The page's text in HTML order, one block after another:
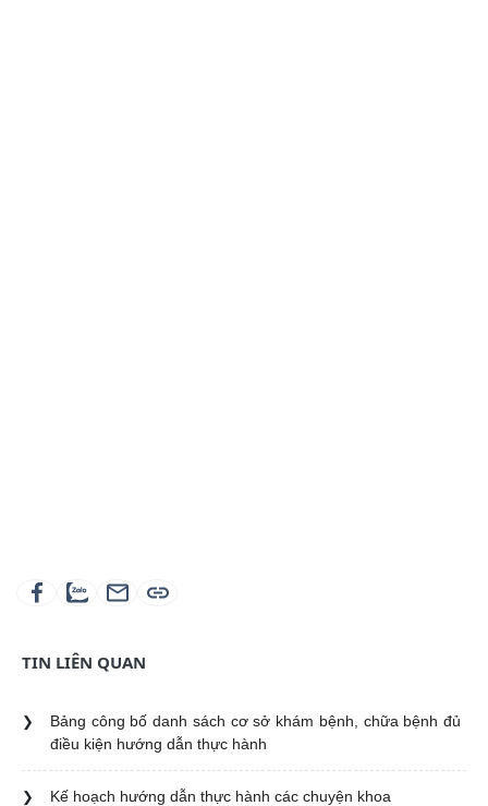
TIN LIÊN QUAN
Bảng công bố danh sách cơ sở khám bệnh, chữa bệnh đủ
điều kiện hướng dẫn thực hành
Kế hoạch hướng dẫn thực hành các chuyện khoa
NGHỊ QUYẾT​ 11/NQ-HĐND